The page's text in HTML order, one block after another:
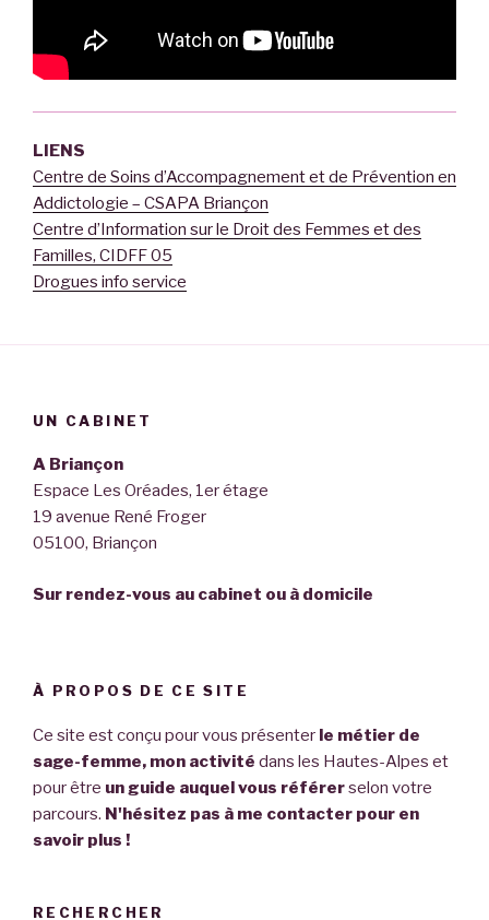
LIENS
Centre de Soins d’Accompagnement et de Prévention en
Addictologie – CSAPA Briançon
Centre d’Information sur le Droit des Femmes et des
Familles, CIDFF 05
Drogues info service
UN CABINET
A Briançon
Espace Les Oréades, 1er étage
19 avenue René Froger
05100, Briançon
Sur rendez-vous au cabinet ou à domicile
À PROPOS DE CE SITE
Ce site est conçu pour vous présenter le métier de
sage-femme, mon activité dans les Hautes-Alpes et
pour être un guide auquel vous référerselon votre
parcours. N'hésitez pas à me contacter pour en
savoir plus !
RECHERCHER